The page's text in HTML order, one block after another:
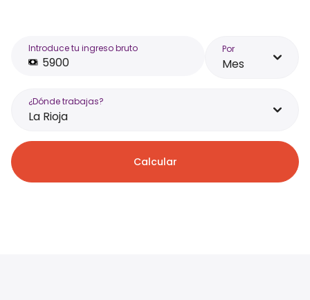
Introduce tu ingreso bruto Por
Mes
¿Dónde trabajas?
La Rioja
Calcular